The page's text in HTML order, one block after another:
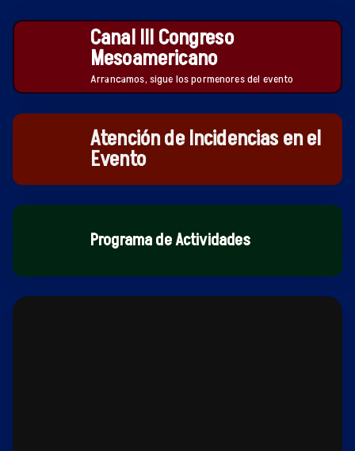
Canal III Congreso
Mesoamericano
Arrancamos, sigue los pormenores del evento
Atención de Incidencias en el
Evento
Programa de Actividades